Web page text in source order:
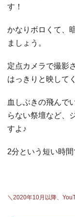
す！
かなりボロくて、
ましょう。
定点カメラで撮影
はっきりと映して
血しぶきの飛んで
らない祭壇など、
すよ♪
2分という短い時
＼2020年10月以降、